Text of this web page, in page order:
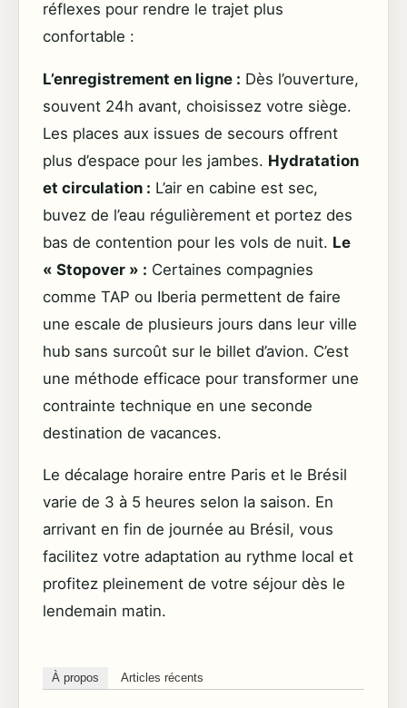
réflexes pour rendre le trajet plus
confortable :
L’enregistrement en ligne : Dès l’ouverture,
souvent 24h avant, choisissez votre siège.
Les places aux issues de secours offrent
plus d’espace pour les jambes. Hydratation
et circulation : L’air en cabine est sec,
buvez de l’eau régulièrement et portez des
bas de contention pour les vols de nuit. Le
« Stopover » : Certaines compagnies
comme TAP ou Iberia permettent de faire
une escale de plusieurs jours dans leur ville
hub sans surcoût sur le billet d’avion. C’est
une méthode efficace pour transformer une
contrainte technique en une seconde
destination de vacances.
Le décalage horaire entre Paris et le Brésil
varie de 3 à 5 heures selon la saison. En
arrivant en fin de journée au Brésil, vous
facilitez votre adaptation au rythme local et
profitez pleinement de votre séjour dès le
lendemain matin.
À propos Articles récents